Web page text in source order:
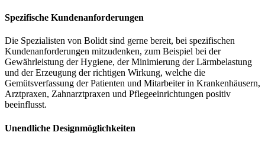
Spezifische Kundenanforderungen
Die Spezialisten von Bolidt sind gerne bereit, bei spezifischen
Kundenanforderungen mitzudenken, zum Beispiel bei der
Gewährleistung der Hygiene, der Minimierung der Lärmbelastung
und der Erzeugung der richtigen Wirkung, welche die
Gemütsverfassung der Patienten und Mitarbeiter in Krankenhäusern,
Arztpraxen, Zahnarztpraxen und Pflegeeinrichtungen positiv
beeinflusst.
Unendliche Designmöglichkeiten